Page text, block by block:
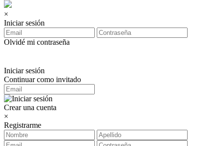
×
Iniciar sesión
Olvidé mi contraseña
Iniciar sesión
Continuar como invitado
Crear una cuenta
×
Registrarme